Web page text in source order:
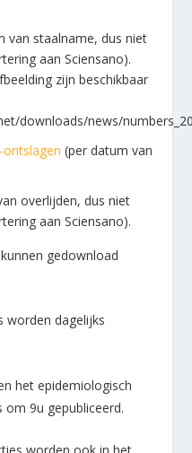
van staalname, dus niet
aan Sciensano).
(per datum van
overlijden, dus niet
aan Sciensano).
gedownload
worden dagelijks
het epidemiologisch
9u gepubliceerd.